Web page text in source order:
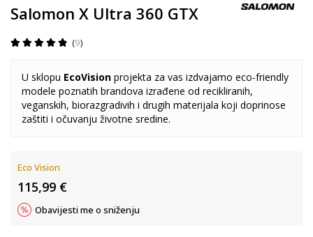
Salomon X Ultra 360 GTX
9
U sklopu EcoVision projekta za vas izdvajamo eco-friendly
modele poznatih brandova izrađene od recikliranih,
veganskih, biorazgradivih i drugih materijala koji doprinose
zaštiti i očuvanju životne sredine.
Eco Vision
115,99 €
Obavijesti me o sniženju